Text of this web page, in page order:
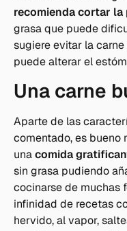
recomienda cortar la
grasa que puede
sugiere evitar la
puede alterar el
Una carne
Aparte de las
comentado, es
unacomida
sin grasa pudiendo
cocinarse de muchas
infinidad de recetas
hervido, al vapor,